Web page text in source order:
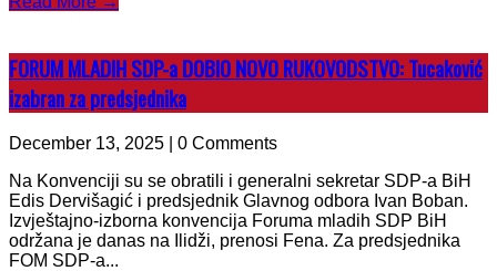
FORUM MLADIH SDP-a DOBIO NOVO RUKOVODSTVO: Tucaković
izabran za predsjednika
December 13, 2025 | 0 Comments
Na Konvenciji su se obratili i generalni sekretar SDP-a BiH
Edis Dervišagić i predsjednik Glavnog odbora Ivan Boban.
Izvještajno-izborna konvencija Foruma mladih SDP BiH
održana je danas na Ilidži, prenosi Fena. Za predsjednika
FOM SDP-a...